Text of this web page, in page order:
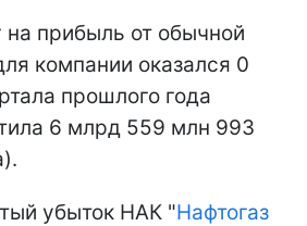
на прибыль от обычной
компании оказался 0
прошлого года
6 млрд 559 млн 993
убыток НАК "Нафтогаз